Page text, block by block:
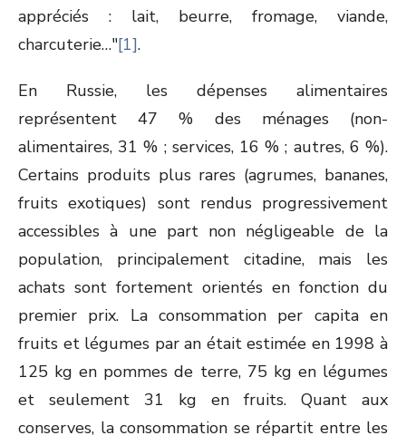
appréciés : lait, beurre, fromage, viande,
charcuterie…"[1].
En Russie, les dépenses alimentaires
représentent 47 % des ménages (non-
alimentaires, 31 % ; services, 16 % ; autres, 6 %).
Certains produits plus rares (agrumes, bananes,
fruits exotiques) sont rendus progressivement
accessibles à une part non négligeable de la
population, principalement citadine, mais les
achats sont fortement orientés en fonction du
premier prix. La consommation per capita en
fruits et légumes par an était estimée en 1998 à
125 kg en pommes de terre, 75 kg en légumes
et seulement 31 kg en fruits. Quant aux
conserves, la consommation se répartit entre les